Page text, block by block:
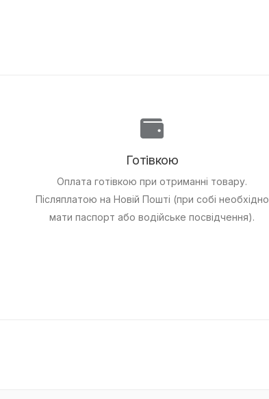
Готівкою
Оплата готівкою при отриманні товару.
Післяплатою на Новій Пошті (при собі необхідно
мати паспорт або водійське посвідчення).